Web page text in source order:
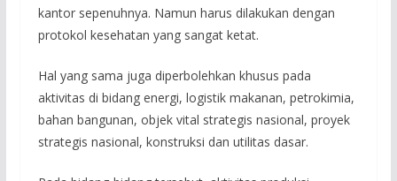
kantor sepenuhnya. Namun harus dilakukan dengan
protokol kesehatan yang sangat ketat.
Hal yang sama juga diperbolehkan khusus pada
aktivitas di bidang energi, logistik makanan, petrokimia,
bahan bangunan, objek vital strategis nasional, proyek
strategis nasional, konstruksi dan utilitas dasar.